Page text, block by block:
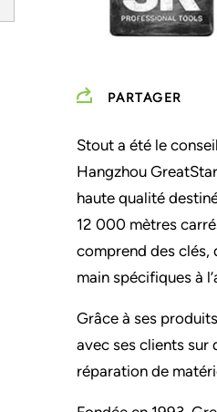
PARTAGER
Stout a été le
Hangzhou
haute qualité
12 000 mètres
comprend des clés,
main spécifiques à
Grâce à ses
avec ses clients sur
réparation de